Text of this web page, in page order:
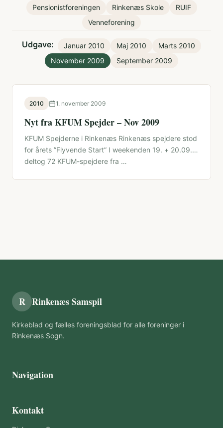
Pensionistforeningen
Rinkenæs Skole
RUIF
Venneforening
Udgave: Januar 2010 Maj 2010
Marts 2010
November 2009
September 2009
2010 1. november 2009
Nyt fra KFUM Spejder – Nov 2009
KFUM Spejderne i Rinkenæs Rinkenæs spejdere stod
for årets ”Flyvende Start” I weekenden 19. + 20.09.
deltog 72 KFUM-spejdere fra …
R Rinkenæs Samspil
Kirkeblad og fælles foreningsblad for alle foreninger i
Rinkenæs Sogn.
Navigation
Kontakt